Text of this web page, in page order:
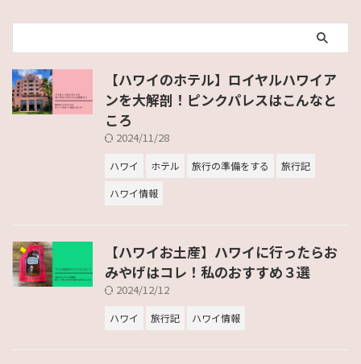
【ハワイのホテル】ロイヤルハワイア
ンを大解剖！ピンクパレスはこんなと
ころ
2024/11/28
ハワイ ホテル 旅行の準備をする
旅行記
ハワイ情報
【ハワイお土産】ハワイに行ったらお
みやげはコレ！私のおすすめ３選
2024/12/12
ハワイ 旅行記 ハワイ情報